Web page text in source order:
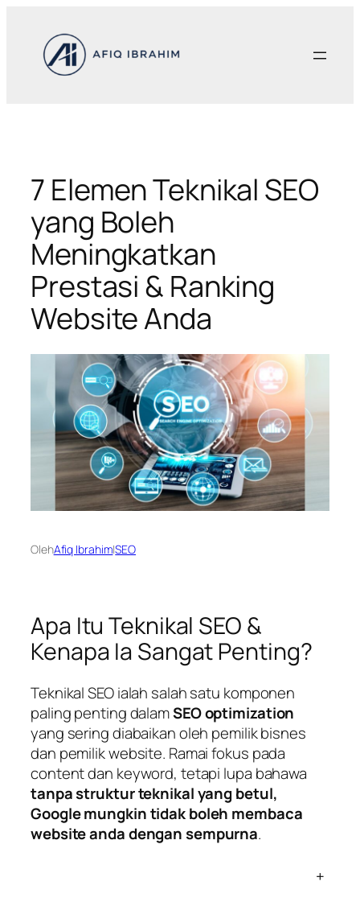
content
7 Elemen Teknikal SEO
yang Boleh
Meningkatkan
Prestasi & Ranking
Website Anda
OlehAfiq Ibrahim|SEO
Apa Itu Teknikal SEO &
Kenapa Ia Sangat Penting?
Teknikal SEO ialah salah satu komponen
paling penting dalamSEO optimization
yang sering diabaikan oleh pemilik bisnes
dan pemilik website. Ramai fokus pada
content dan keyword, tetapi lupa bahawa
tanpa struktur teknikal yang betul,
Google mungkin tidak boleh membaca
website anda dengan sempurna.
+